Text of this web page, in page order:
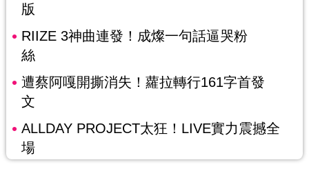
版
RIIZE 3神曲連發！成燦一句話逼哭粉
絲
遭蔡阿嘎開撕消失！蘿拉轉行161字首發
文
ALLDAY PROJECT太狂！LIVE實力震撼全
場